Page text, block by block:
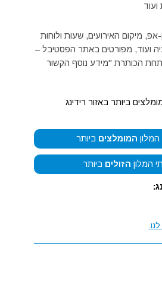
ועוד
אפ, מיקום האירועים, שעות ולוחות
ועוד, מפורטים באתר הפסטיבל –
הכותרת "מידע נוסף הקשור
ביותר באזור רידינג
המלון המומלצים ביותר
המלון הזולים ביותר